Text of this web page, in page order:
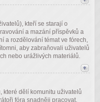
kteří se starají o
a mazání příspěvků a
a rozdělování témat ve fórech,
aby zabraňovali uživatelů
nebo urážlivých materiálů.
které dělí komunitu uživatelů
fóra snadněji pracovat.